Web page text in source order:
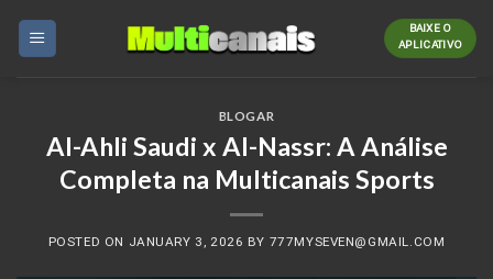
BAIXE O
APLICATIVO
BLOGAR
Al-Ahli Saudi x Al-Nassr: A Análise
Completa na Multicanais Sports
POSTED ON JANUARY 3, 2026 BY 777MYSEVEN@GMAIL.COM